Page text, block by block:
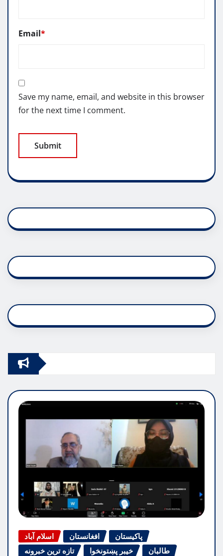
Email*
Save my name, email, and website in this browser
for the next time I comment.
اسلام آباد افغانستان
پاکیستان
تازه ترین خبرونه
خیبر پښتونخوا
طالبان